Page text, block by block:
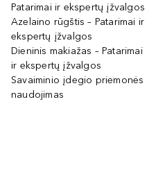
Patarimai ir ekspertų įžvalgos
Azelaino rūgštis – Patarimai ir
ekspertų įžvalgos
Dieninis makiažas – Patarimai
ir ekspertų įžvalgos
Savaiminio įdegio priemonės
naudojimas